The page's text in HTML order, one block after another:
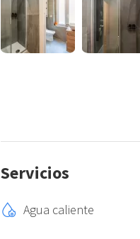
Servicios
Agua caliente